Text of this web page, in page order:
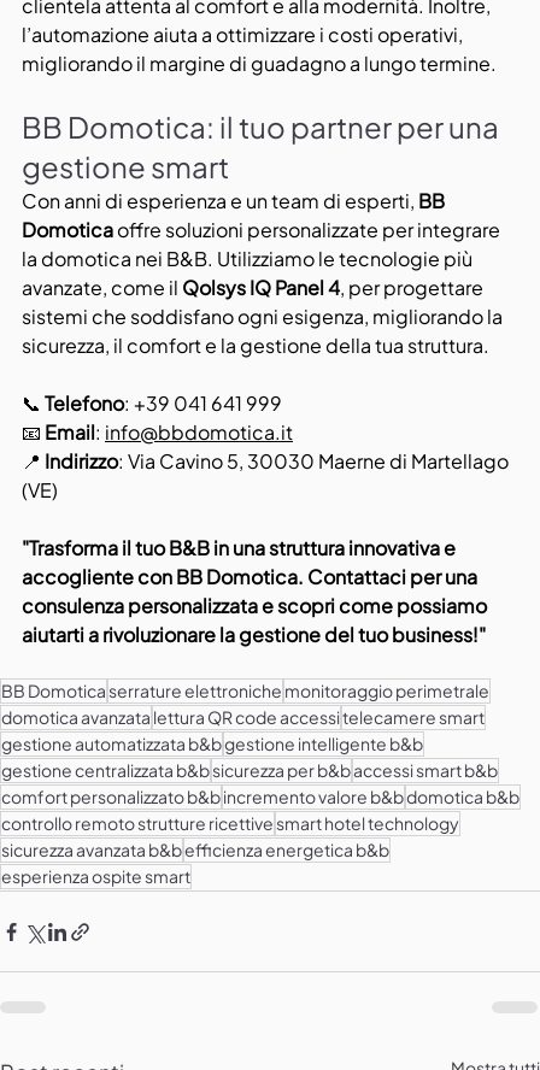
clientela attenta al comfort e alla modernità. Inoltre,
l’automazione aiuta a ottimizzare i costi operativi,
migliorando il margine di guadagno a lungo termine.
BB Domotica: il tuo partner per una
gestione smart
Con anni di esperienza e un team di esperti, BB
Domotica offre soluzioni personalizzate per integrare
la domotica nei B&B. Utilizziamo le tecnologie più
avanzate, come il Qolsys IQ Panel 4, per progettare
sistemi che soddisfano ogni esigenza, migliorando la
sicurezza, il comfort e la gestione della tua struttura.
📞 Telefono: +39 041 641 999
📧 Email: info@bbdomotica.it
📍 Indirizzo: Via Cavino 5, 30030 Maerne di Martellago
(VE)
"Trasforma il tuo B&B in una struttura innovativa e
accogliente con BB Domotica. Contattaci per una
consulenza personalizzata e scopri come possiamo
aiutarti a rivoluzionare la gestione del tuo business!"
BB Domoticaserrature elettroniche monitoraggio perimetrale
domotica avanzata lettura QR code accessitelecamere smart
gestione automatizzata b&bgestione intelligente b&b
gestione centralizzata b&bsicurezza per b&baccessi smart b&b
comfort personalizzato b&bincremento valore b&bdomotica b&b
controllo remoto strutture ricettivesmart hotel technology
sicurezza avanzata b&befficienza energetica b&b
esperienza ospite smart